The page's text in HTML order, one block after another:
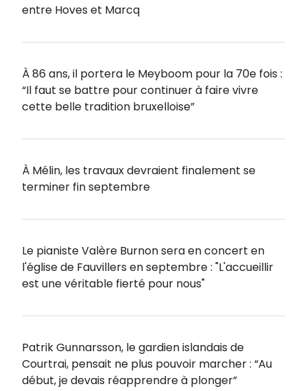
entre Hoves et Marcq
À 86 ans, il portera le Meyboom pour la 70e fois :
“Il faut se battre pour continuer à faire vivre
cette belle tradition bruxelloise”
À Mélin, les travaux devraient finalement se
terminer fin septembre
Le pianiste Valère Burnon sera en concert en
l'église de Fauvillers en septembre : "L'accueillir
est une véritable fierté pour nous"
Patrik Gunnarsson, le gardien islandais de
Courtrai, pensait ne plus pouvoir marcher : “Au
début, je devais réapprendre à plonger”